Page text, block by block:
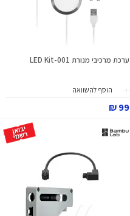
ערכת מרכיבי מנורת LED Kit-001
הוסף להשוואה
99 ₪